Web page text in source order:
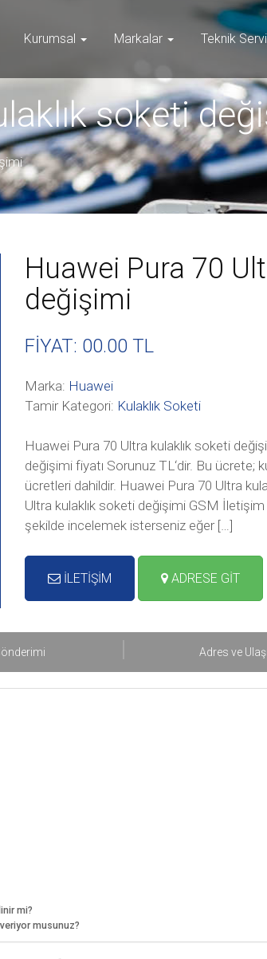
Kurumsal Markalar Teknik
soketi
Huawei Pura 70
değişimi
FİYAT: 00.00 TL
Marka: Huawei
Tamir Kategori: Kulaklık Soketi
Huawei Pura 70 Ultra kulaklık soketi
değişimi fiyatı Sorunuz TL‘dir. Bu ücrete;
ücretleri dahildir. Huawei Pura 70 Ultra
Ultra kulaklık soketi değişimi GSM İletişim
şekilde incelemek isterseniz eğer […]
İLETİŞİM ADRESE GİT
Adres ve
mi?
musunuz?